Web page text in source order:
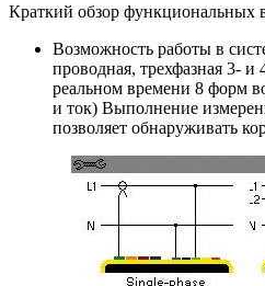
Краткий обзор функциональных
Возможность работы в
проводная, трехфазная 3-
реальном времени 8 форм
и ток) Выполнение
позволяет обнаруживать